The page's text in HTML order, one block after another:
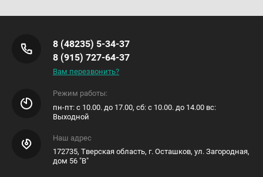
8 (48235) 5-34-37
8 (915) 727-64-37
Вам перезвонить?
Режим работы:
пн-пт: с 10.00. до 17.00, сб: с 10.00. до 14.00 вс:
Выходной
Наш адрес
172735, Тверская область, г. Осташков, ул. Загородная,
дом 56 "В"